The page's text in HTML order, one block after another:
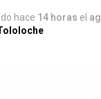
hace 14 horas el